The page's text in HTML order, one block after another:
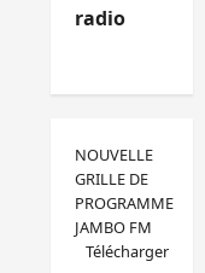
radio
NOUVELLE
GRILLE DE
PROGRAMME
JAMBO FM
Télécharger